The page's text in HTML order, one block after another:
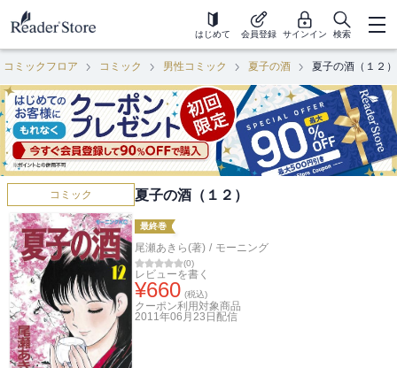
はじめて 会員登録 サインイン 検索
コミックフロア コミック 男性コミック 夏子の酒 夏子の酒（１２）
コミック 夏子の酒（１２）
最終巻
尾瀬あきら(著) / モーニング
(0)
レビューを書く
¥660 (税込)
クーポン利用対象商品
2011年06月23日 配信